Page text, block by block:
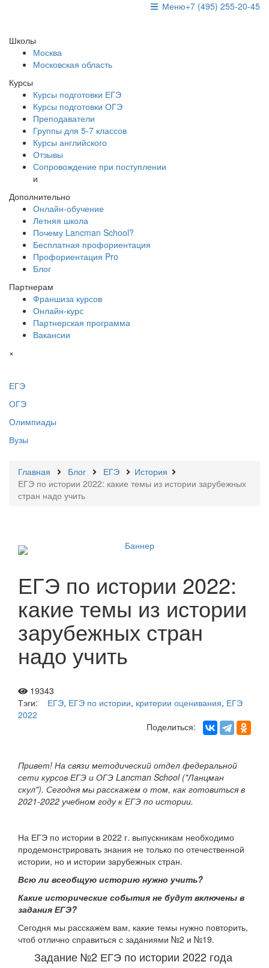
+7 (495) 255-20-45
Меню
Школы
Москва
Московская область
Курсы
Курсы подготовки ЕГЭ
Курсы подготовки ОГЭ
Преподаватели
Группы для 5-7 классов
Курсы английского
Отзывы
Сопровождение при поступлении
и
Дополнительно
Онлайн-обучение
Летняя школа
Почему Lancman School?
Бесплатная профориентация
Профориентация Pro
Блог
Партнерам
Франшиза курсов
Онлайн-курс
Партнерская программа
Вакансии
×
ЕГЭ
ОГЭ
Олимпиады
Вузы
Главная Блог ЕГЭ
История
ЕГЭ по истории 2022: какие темы из истории зарубежных
стран надо учить
ЕГЭ по истории 2022:
какие темы из истории
зарубежных стран
надо учить
19343
Тэги:
ЕГЭ, ЕГЭ по истории, критерии оценивания, ЕГЭ
2022
Поделиться:
Привет! На связи методический отдел федеральной
сети курсов ЕГЭ и ОГЭ Lancman School ("Ланцман
скул"). Сегодня мы расскажем о том, как готовиться в
2021-2022 учебном году к ЕГЭ по истории.
На ЕГЭ по истории в 2022 г. выпускникам необходимо
продемонстрировать знания не только по отечественной
истории, но и истории зарубежных стран.
Всю ли всеобщую историю нужно учить?
Какие исторические события не будут включены в
задания ЕГЭ?
Сегодня мы расскажем вам, какие темы нужно повторить,
чтоб отлично справиться с заданиями №2 и №19.
Задание №2 ЕГЭ по истории 2022 года